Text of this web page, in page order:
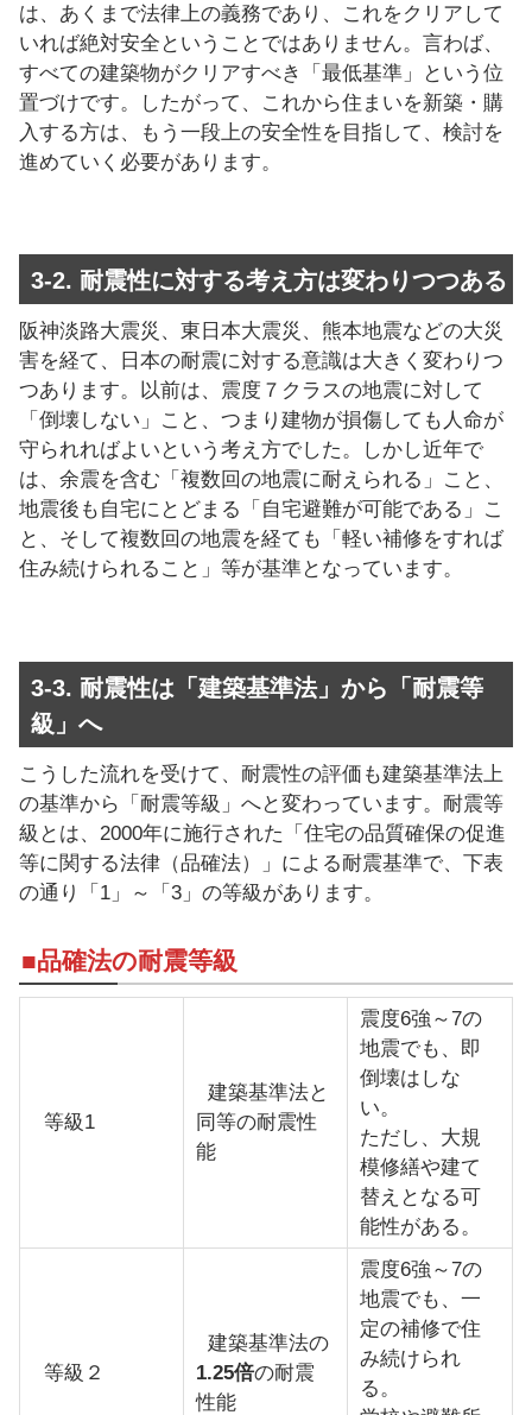
は、あくまで法律上の義務であり、これをクリアして
いれば絶対安全ということではありません。言わば、
すべての建築物がクリアすべき「最低基準」という位
置づけです。したがって、これから住まいを新築・購
入する方は、もう一段上の安全性を目指して、検討を
進めていく必要があります。
3-2. 耐震性に対する考え方は変わりつつある
阪神淡路大震災、東日本大震災、熊本地震などの大災
害を経て、日本の耐震に対する意識は大きく変わりつ
つあります。以前は、震度７クラスの地震に対して
「倒壊しない」こと、つまり建物が損傷しても人命が
守られればよいという考え方でした。しかし近年で
は、余震を含む「複数回の地震に耐えられる」こと、
地震後も自宅にとどまる「自宅避難が可能である」こ
と、そして複数回の地震を経ても「軽い補修をすれば
住み続けられること」等が基準となっています。
3-3. 耐震性は「建築基準法」から「耐震等
級」へ
こうした流れを受けて、耐震性の評価も建築基準法上
の基準から「耐震等級」へと変わっています。耐震等
級とは、2000年に施行された「住宅の品質確保の促進
等に関する法律（品確法）」による耐震基準で、下表
の通り「1」～「3」の等級があります。
■品確法の耐震等級
等級1
建築基準法と
同等の耐震性
能
震度6強～7の
地震でも、即
倒壊はしな
い。
ただし、大規
模修繕や建て
替えとなる可
能性がある。
等級２
建築基準法の
1.25倍の耐震
性能
震度6強～7の
地震でも、一
定の補修で住
み続けられ
る。